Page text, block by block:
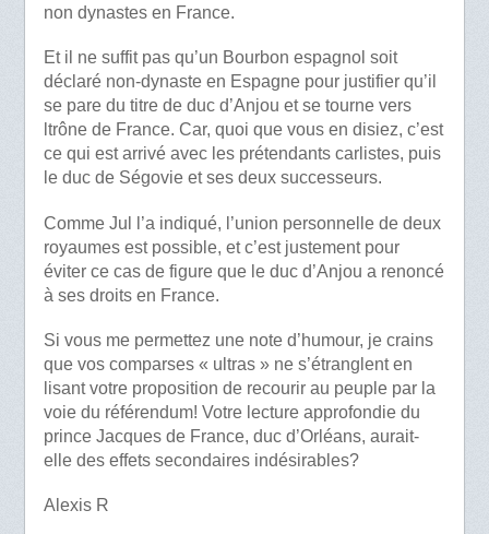
non dynastes en France.
Et il ne suffit pas qu’un Bourbon espagnol soit
déclaré non-dynaste en Espagne pour justifier qu’il
se pare du titre de duc d’Anjou et se tourne vers
ltrône de France. Car, quoi que vous en disiez, c’est
ce qui est arrivé avec les prétendants carlistes, puis
le duc de Ségovie et ses deux successeurs.
Comme Jul l’a indiqué, l’union personnelle de deux
royaumes est possible, et c’est justement pour
éviter ce cas de figure que le duc d’Anjou a renoncé
à ses droits en France.
Si vous me permettez une note d’humour, je crains
que vos comparses « ultras » ne s’étranglent en
lisant votre proposition de recourir au peuple par la
voie du référendum! Votre lecture approfondie du
prince Jacques de France, duc d’Orléans, aurait-
elle des effets secondaires indésirables?
Alexis R